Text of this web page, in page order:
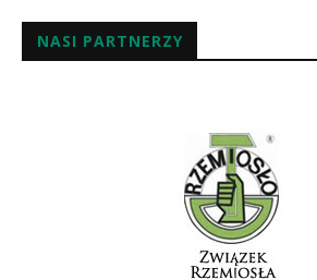
NASI PARTNERZY